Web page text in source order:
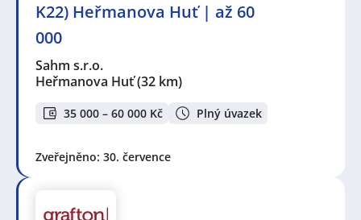
K22) Heřmanova Huť | až 60
000
Sahm s.r.o.
Heřmanova Huť(32 km)
35 000 – 60 000 Kč Plný úvazek
Zveřejněno: 30. července